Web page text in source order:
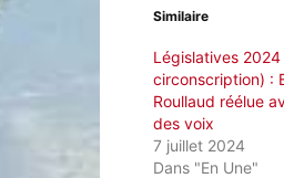
Similaire
Législatives
circonscription) :
Roullaud réélue
des voix
7 juillet 2024
Dans "En Une"